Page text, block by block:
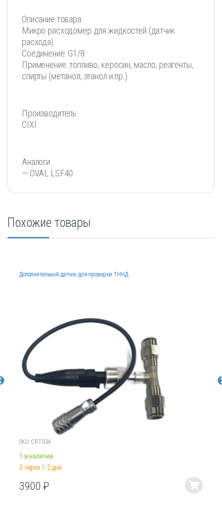
Описание товара:
Микро расходомер для жидкостей (датчик
расхода)
Соединение: G1/8
Применение: топливо, керосин, масло, реагенты,
спирты (метанол, этанол и пр.)
Производитель:
CIXI
Аналоги:
— OVAL LSF40
Похожие товары
Дополнительный датчик для проверки ТННД
SKU: CRT034
1 в наличии
0 через 1-2 дня
3900₽
Этот